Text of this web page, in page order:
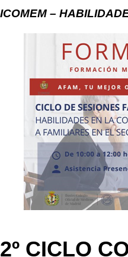
ICOMEM –
2º CICLO